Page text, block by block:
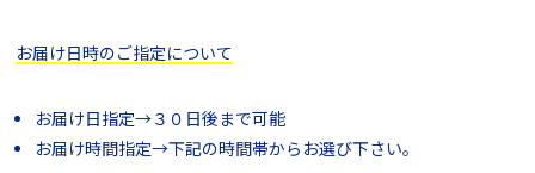
お届け日時のご指定について
お届け日指定→３０日後まで可能
お届け時間指定→下記の時間帯からお選び下さい。